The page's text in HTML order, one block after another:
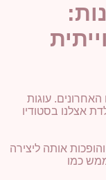
עוגות
אצלנו בסטודיו
אותה ליצירה
כמו